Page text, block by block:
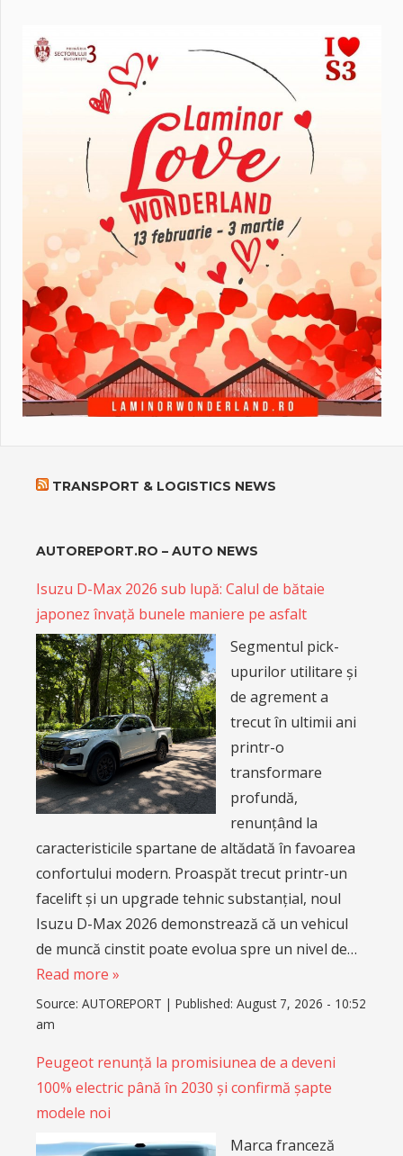
TRANSPORT & LOGISTICS NEWS
AUTOREPORT.RO – AUTO NEWS
Isuzu D-Max 2026 sub lupă: Calul de bătaie
japonez învață bunele maniere pe asfalt
Segmentul pick-
upurilor utilitare și
de agrement a
trecut în ultimii ani
printr-o
transformare
profundă,
renunțând la
caracteristicile spartane de altădată în favoarea
confortului modern. Proaspăt trecut printr-un
facelift și un upgrade tehnic substanțial, noul
Isuzu D-Max 2026 demonstrează că un vehicul
de muncă cinstit poate evolua spre un nivel de…
Read more »
Source: AUTOREPORT | Published: August 7, 2026 - 10:52
am
Peugeot renunță la promisiunea de a deveni
100% electric până în 2030 și confirmă șapte
modele noi
Marca franceză